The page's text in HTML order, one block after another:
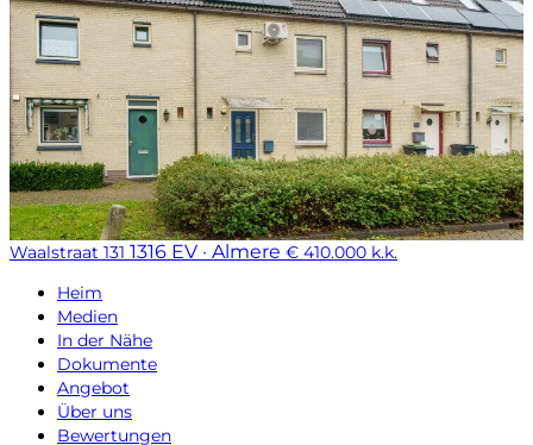
Waalstraat 131 1316 EV · Almere € 410.000 k.k.
Heim
Medien
In der Nähe
Dokumente
Angebot
Über uns
Bewertungen